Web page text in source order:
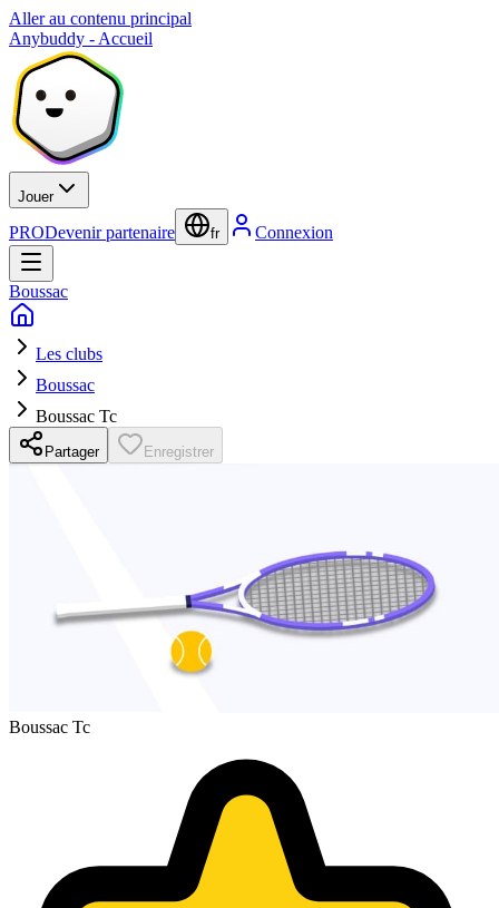
Aller au contenu principal
Anybuddy - Accueil
Jouer
PRODevenir partenaire fr Connexion
Boussac
Les clubs
Boussac
Boussac Tc
Partager Enregistrer
Boussac Tc